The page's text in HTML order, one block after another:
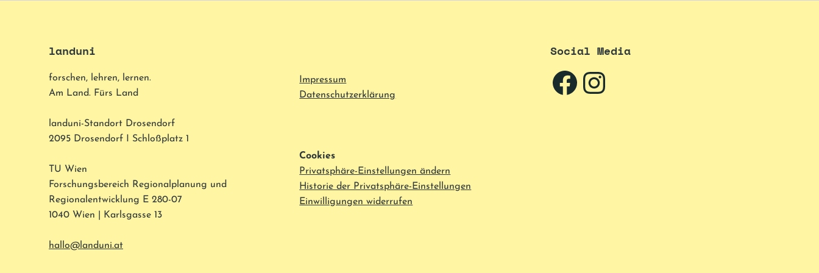
landuni
forschen, lehren, lernen.
Am Land. Fürs Land
landuni-Standort Drosendorf
2095 Drosendorf I Schloßplatz 1
TU Wien
Forschungsbereich Regionalplanung und
Regionalentwicklung E 280-07
1040 Wien | Karlsgasse 13
hallo@landuni.at
Impressum
Datenschutzerklärung
Cookies
Privatsphäre-Einstellungen ändern
Historie der Privatsphäre-Einstellungen
Einwilligungen widerrufen
Social Media
Facebook
Instagram